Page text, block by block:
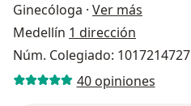
Ginecóloga · Ver más
Medellín 1 dirección
Núm. Colegiado: 1017214727
40 opiniones